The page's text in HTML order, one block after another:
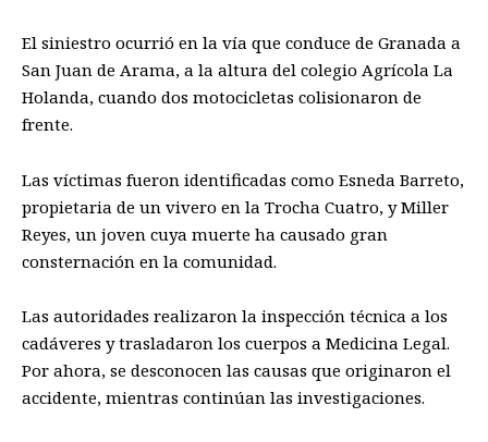
El siniestro ocurrió en la vía que conduce de Granada a
San Juan de Arama, a la altura del colegio Agrícola La
Holanda, cuando dos motocicletas colisionaron de
frente.
Las víctimas fueron identificadas como Esneda Barreto,
propietaria de un vivero en la Trocha Cuatro, y Miller
Reyes, un joven cuya muerte ha causado gran
consternación en la comunidad.
Las autoridades realizaron la inspección técnica a los
cadáveres y trasladaron los cuerpos a Medicina Legal.
Por ahora, se desconocen las causas que originaron el
accidente, mientras continúan las investigaciones.